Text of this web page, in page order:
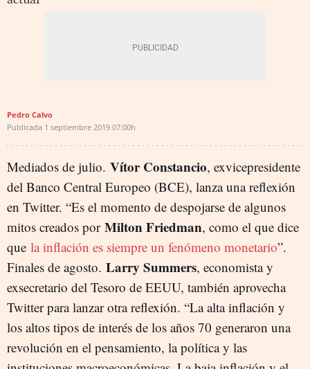
Pedro Calvo
Publicada 1 septiembre 2019 07:00h
Mediados de julio. Vítor Constancio, exvicepresidente
del Banco Central Europeo (BCE), lanza una reflexión
en Twitter. “Es el momento de despojarse de algunos
mitos creados por Milton Friedman, como el que dice
que la inflación es siempre un fenómeno monetario”.
Finales de agosto. Larry Summers, economista y
exsecretario del Tesoro de EEUU, también aprovecha
Twitter para lanzar otra reflexión. “La alta inflación y
los altos tipos de interés de los años 70 generaron una
revolución en el pensamiento, la política y las